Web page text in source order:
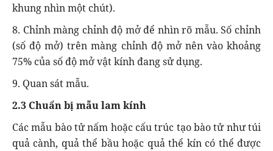
khung nhìn một chút).
8. Chỉnh màng chỉnh độ mở để nhìn rõ mẫu. Số chỉnh
(số độ mở) trên màng chỉnh độ mở nên vào khoảng
75% của số độ mở vật kính đang sử dụng.
9. Quan sát mẫu.
2.3 Chuẩn bị mẫu lam kính
Các mẫu bào tử nấm hoặc cấu trúc tạo bào tử như túi
quả cành, quả thể bầu hoặc quả thể kín có thể được